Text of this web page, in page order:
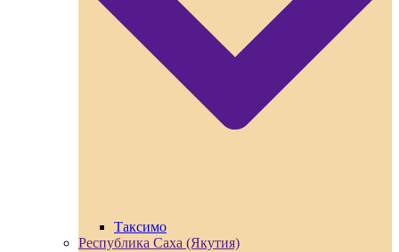
Таксимо
Республика Саха (Якутия)